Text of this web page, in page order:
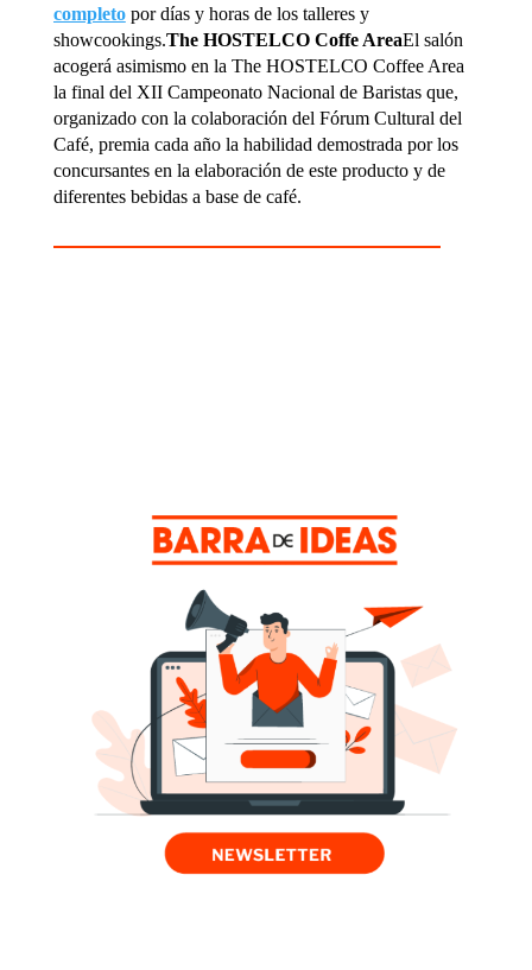
completopor días y horas de los talleres y
showcookings.The HOSTELCO Coffe AreaEl salón
acogerá asimismo en la The HOSTELCO Coffee Area
la final del XII Campeonato Nacional de Baristas que,
organizado con la colaboración del Fórum Cultural del
Café, premia cada año la habilidad demostrada por los
concursantes en la elaboración de este producto y de
diferentes bebidas a base de café.